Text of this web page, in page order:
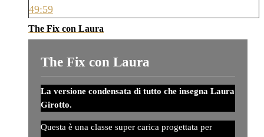
49:59
The Fix con Laura
The Fix con Laura
La versione condensata di tutto che insegna Laura
Girotto.
Questa è una classe super carica progettata per